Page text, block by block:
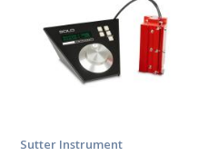
Sutter Instrument